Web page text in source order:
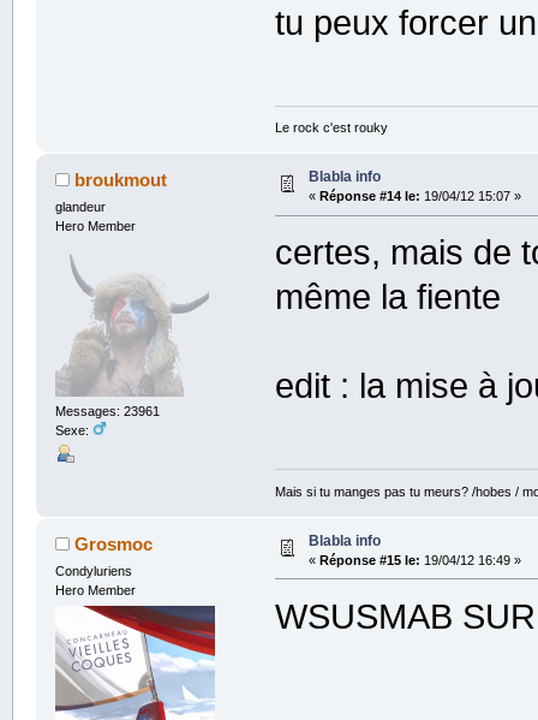
tu peux forcer
Le rock c'est rouky
broukmout
glandeur
Hero Member
Messages: 23961
Sexe:
Blabla info
« Réponse #14 le: 19/04/12 15:07 »
certes, mais de
même la fiente
edit : la mise à
Mais si tu manges pas tu meurs? /hobes /
Grosmoc
Condyluriens
Hero Member
Blabla info
« Réponse #15 le: 19/04/12 16:49 »
WSUSMAB